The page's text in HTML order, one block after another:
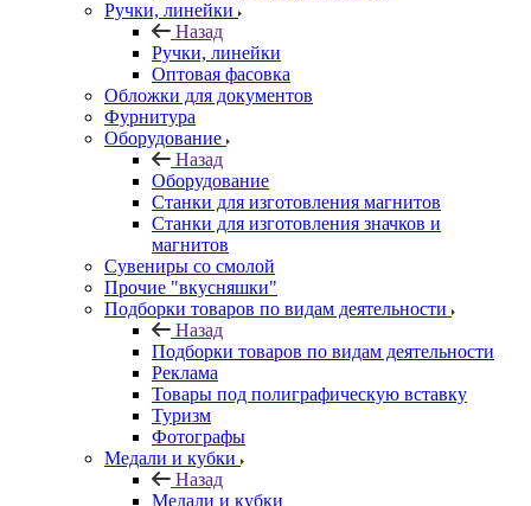
Ручки, линейки
Назад
Ручки, линейки
Оптовая фасовка
Обложки для документов
Фурнитура
Оборудование
Назад
Оборудование
Станки для изготовления магнитов
Станки для изготовления значков и
магнитов
Сувениры со смолой
Прочие "вкусняшки"
Подборки товаров по видам деятельности
Назад
Подборки товаров по видам деятельности
Реклама
Товары под полиграфическую вставку
Туризм
Фотографы
Медали и кубки
Назад
Медали и кубки